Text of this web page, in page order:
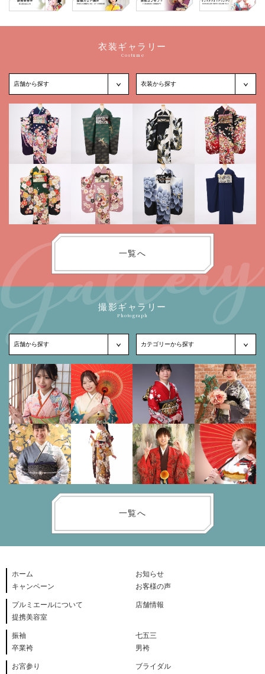
衣装ギャラリー
Costume
一覧へ
撮影ギャラリー
Photograph
一覧へ
ホーム
お知らせ
キャンペーン
お客様の声
プルミエールについて
店舗情報
提携美容室
振袖
七五三
卒業袴
男袴
お宮参り ブライダル